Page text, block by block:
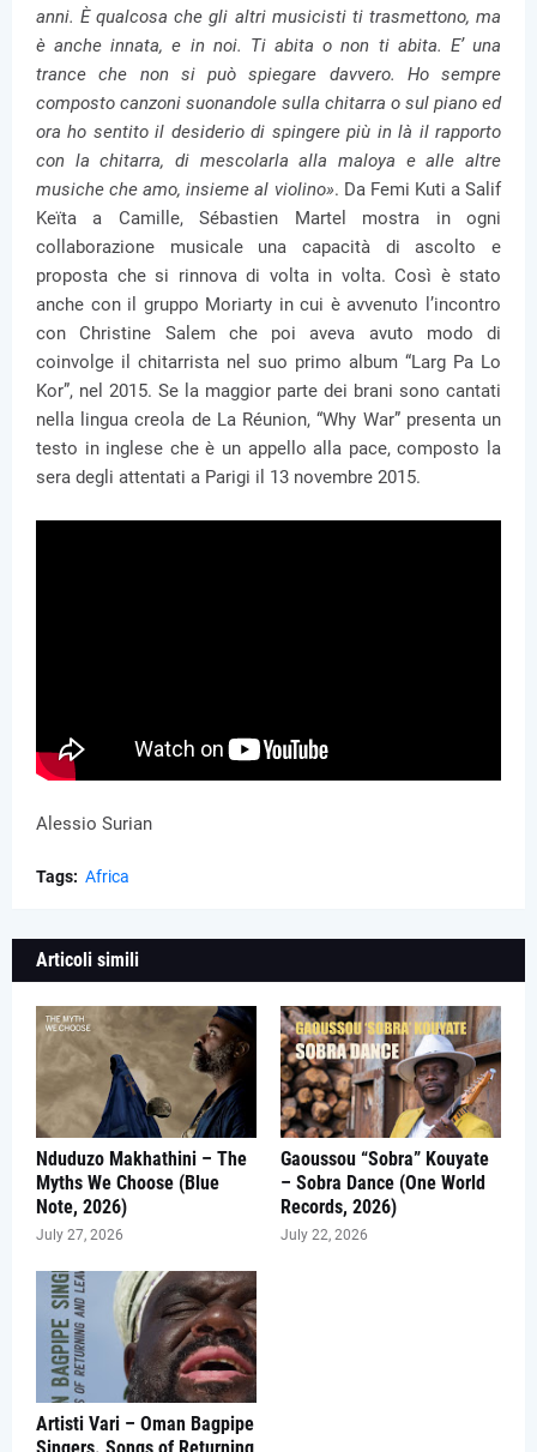
anni. È qualcosa che gli altri musicisti ti trasmettono, ma
è anche innata, e in noi. Ti abita o non ti abita. E’ una
trance che non si può spiegare davvero. Ho sempre
composto canzoni suonandole sulla chitarra o sul piano ed
ora ho sentito il desiderio di spingere più in là il rapporto
con la chitarra, di mescolarla alla maloya e alle altre
musiche che amo, insieme al violino». Da Femi Kuti a Salif
Keïta a Camille, Sébastien Martel mostra in ogni
collaborazione musicale una capacità di ascolto e
proposta che si rinnova di volta in volta. Così è stato
anche con il gruppo Moriarty in cui è avvenuto l’incontro
con Christine Salem che poi aveva avuto modo di
coinvolge il chitarrista nel suo primo album “Larg Pa Lo
Kor”, nel 2015. Se la maggior parte dei brani sono cantati
nella lingua creola de La Réunion, “Why War” presenta un
testo in inglese che è un appello alla pace, composto la
sera degli attentati a Parigi il 13 novembre 2015.
Alessio Surian
Tags: Africa
Articoli simili
Nduduzo Makhathini – The
Myths We Choose (Blue
Note, 2026)
July 27, 2026
Gaoussou “Sobra” Kouyate
– Sobra Dance (One World
Records, 2026)
July 22, 2026
Artisti Vari – Oman Bagpipe